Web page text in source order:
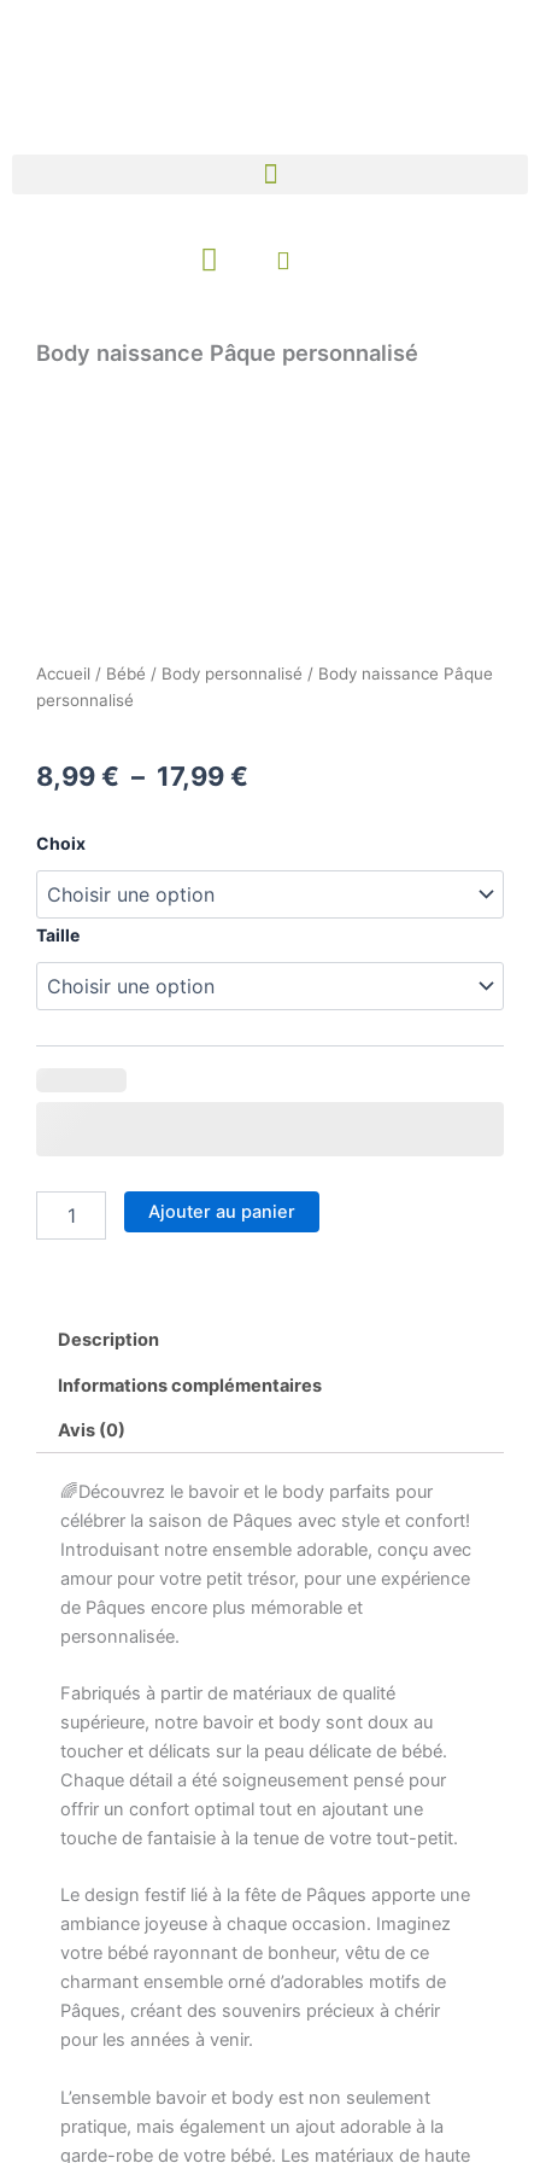
Panier
Body naissance Pâque personnalisé
Accueil / Bébé / Body personnalisé / Body naissance Pâque
personnalisé
8,99€ – 17,99€
Choix
Taille
quantité
Body
naissance
Pâque
personnalisé
Ajouter au panier
Description
Informations complémentaires
Avis (0)
🌈Découvrez le bavoir et le body parfaits pour
célébrer la saison de Pâques avec style et confort!
Introduisant notre ensemble adorable, conçu avec
amour pour votre petit trésor, pour une expérience
de Pâques encore plus mémorable et
personnalisée.
Fabriqués à partir de matériaux de qualité
supérieure, notre bavoir et body sont doux au
toucher et délicats sur la peau délicate de bébé.
Chaque détail a été soigneusement pensé pour
offrir un confort optimal tout en ajoutant une
touche de fantaisie à la tenue de votre tout-petit.
Le design festif lié à la fête de Pâques apporte une
ambiance joyeuse à chaque occasion. Imaginez
votre bébé rayonnant de bonheur, vêtu de ce
charmant ensemble orné d’adorables motifs de
Pâques, créant des souvenirs précieux à chérir
pour les années à venir.
L’ensemble bavoir et body est non seulement
pratique, mais également un ajout adorable à la
garde-robe de votre bébé. Les matériaux de haute